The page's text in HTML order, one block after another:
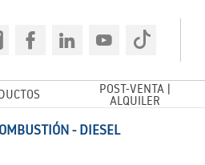
POST-VENTA |
ALQUILER
- DIESEL